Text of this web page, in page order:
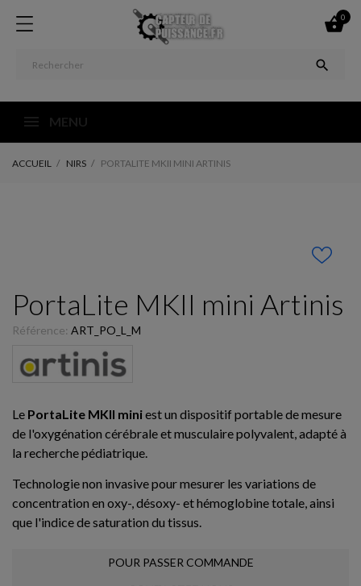

0

MENU
ACCUEIL NIRS PORTALITE MKII MINI ARTINIS
PortaLite MKII mini Artinis
Référence: ART_PO_L_M
Le PortaLite MKII miniest un dispositif portable de mesure
de l'oxygénation cérébrale et musculaire polyvalent, adapté à
la recherche pédiatrique.
Technologie non invasive pour mesurer les variations de
concentration en oxy-, désoxy- et hémoglobine totale, ainsi
que l'indice de saturation du tissus.
POUR PASSER COMMANDE